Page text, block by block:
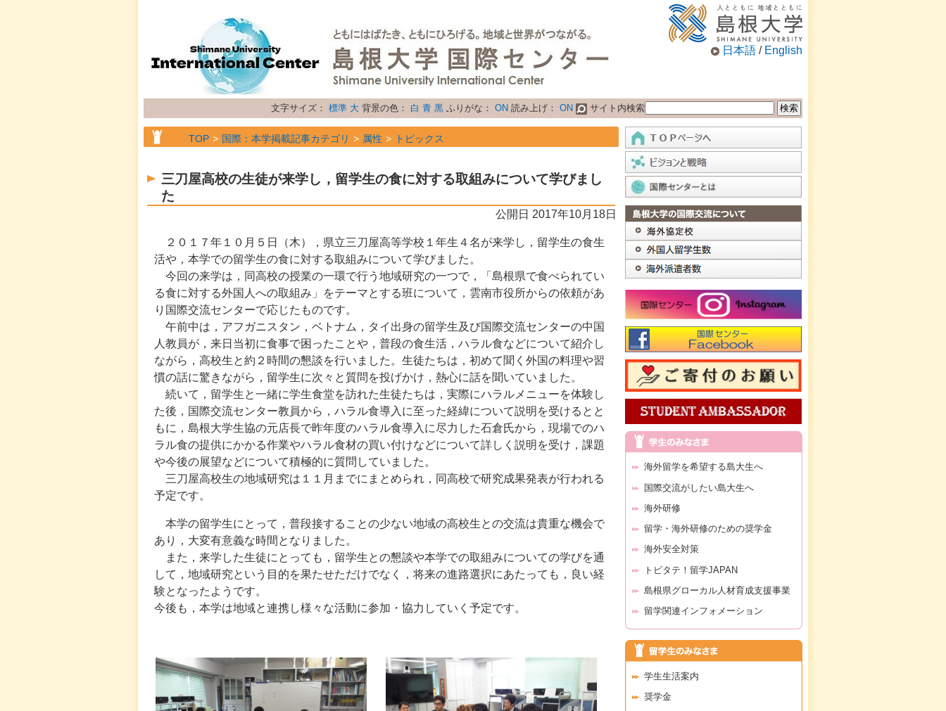
日本語 / English
文字サイズ： 標準 大 背景の色： 白 青 黒 ふりがな： ON 読み上げ： ON サイト内検索
TOP 国際：本学掲載記事カテゴリ 属性 トピックス
三刀屋高校の生徒が来学し，留学生の食に対する取組みについて学びまし
た
公開日 2017年10月18日
２０１７年１０月５日（木），県立三刀屋高等学校１年生４名が来学し，留学生の食生
活や，本学での留学生の食に対する取組みについて学びました。
今回の来学は，同高校の授業の一環で行う地域研究の一つで，「島根県で食べられてい
る食に対する外国人への取組み」をテーマとする班について，雲南市役所からの依頼があ
り国際交流センターで応じたものです。
午前中は，アフガニスタン，ベトナム，タイ出身の留学生及び国際交流センターの中国
人教員が，来日当初に食事で困ったことや，普段の食生活，ハラル食などについて紹介し
ながら，高校生と約２時間の懇談を行いました。生徒たちは，初めて聞く外国の料理や習
慣の話に驚きながら，留学生に次々と質問を投げかけ，熱心に話を聞いていました。
続いて，留学生と一緒に学生食堂を訪れた生徒たちは，実際にハラルメニューを体験し
た後，国際交流センター教員から，ハラル食導入に至った経緯について説明を受けるとと
もに，島根大学生協の元店長で昨年度のハラル食導入に尽力した石倉氏から，現場でのハ
ラル食の提供にかかる作業やハラル食材の買い付けなどについて詳しく説明を受け，課題
や今後の展望などについて積極的に質問していました。
三刀屋高校生の地域研究は１１月までにまとめられ，同高校で研究成果発表が行われる
予定です。
本学の留学生にとって，普段接することの少ない地域の高校生との交流は貴重な機会で
あり，大変有意義な時間となりました。
また，来学した生徒にとっても，留学生との懇談や本学での取組みについての学びを通
して，地域研究という目的を果たせただけでなく，将来の進路選択にあたっても，良い経
験となったようです。
今後も，本学は地域と連携し様々な活動に参加・協力していく予定です。
海外留学を希望する島大生へ
国際交流がしたい島大生へ
海外研修
留学・海外研修のための奨学金
海外安全対策
トビタテ！留学JAPAN
島根県グローカル人材育成支援事業
留学関連インフォメーション
学生生活案内
奨学金